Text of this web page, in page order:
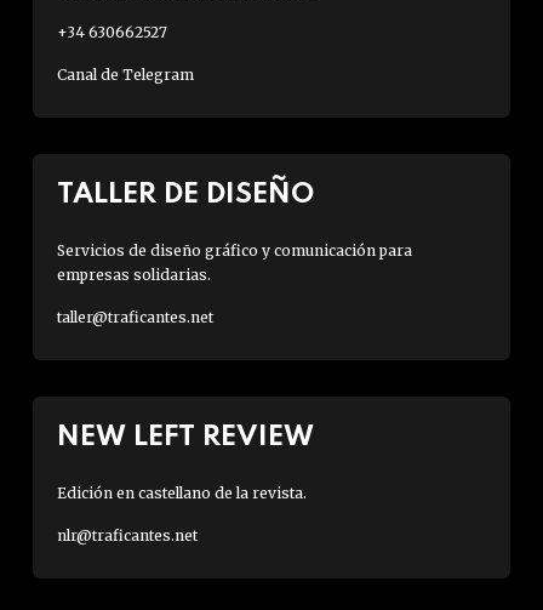
+34 630662527
Canal de Telegram
TALLER DE DISEÑO
Servicios de diseño gráfico y comunicación para
empresas solidarias.
taller@traficantes.net
NEW LEFT REVIEW
Edición en castellano de la revista.
nlr@traficantes.net